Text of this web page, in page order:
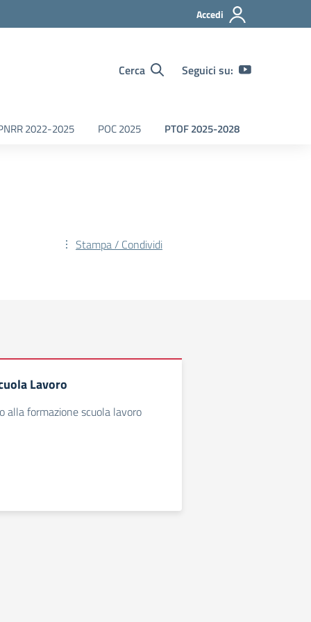
Accedi
Cerca Seguici su:
2022-2025 POC 2025 PTOF 2025-2028
Stampa / Condividi
Lavoro
alla formazione scuola lavoro